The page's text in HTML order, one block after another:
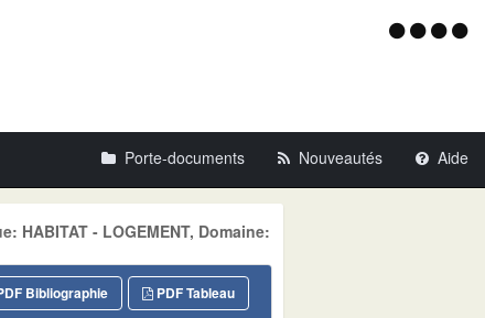
Menu
Porte-documents Nouveautés Aide
HABITAT - LOGEMENT, Domaine:
PDF Tableau
Bibliographie